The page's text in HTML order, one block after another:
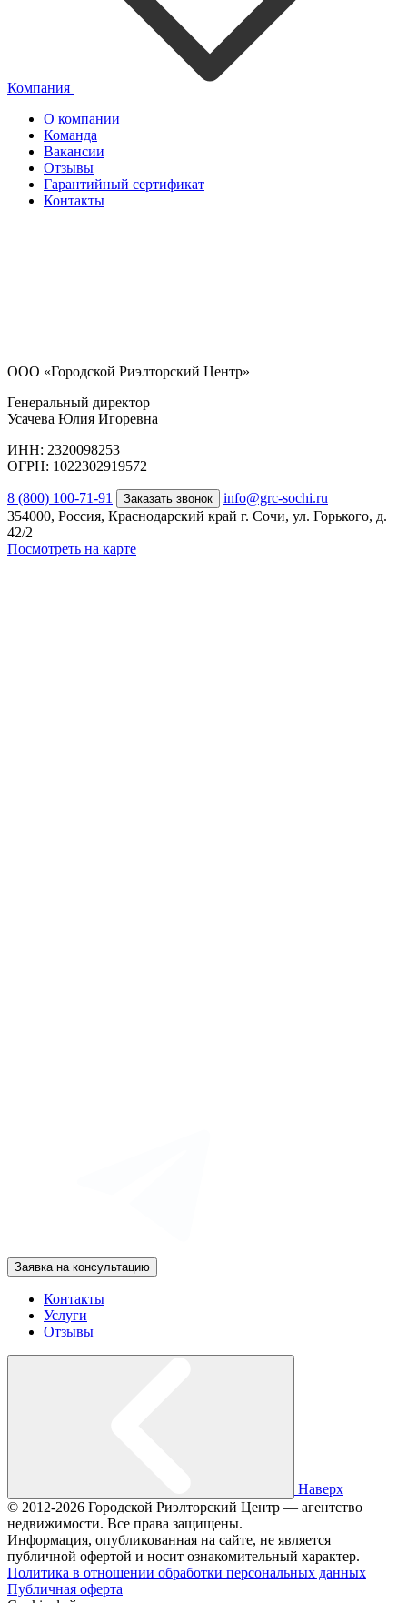
Компания
О компании
Команда
Вакансии
Отзывы
Гарантийный сертификат
Контакты
ООО «Городской Риэлторский Центр»
Генеральный директор
Усачева Юлия Игоревна
ИНН: 2320098253
ОГРН: 1022302919572
8 (800) 100-71-91 Заказать звонок
info@grc-sochi.ru
354000, Россия, Краснодарский край г. Сочи, ул. Горького, д.
42/2
Посмотреть на карте
Заявка на консультацию
Контакты
Услуги
Отзывы
Наверх
© 2012-2026 Городской Риэлторский Центр — агентство
недвижимости. Все права защищены.
Информация, опубликованная на сайте, не является
публичной офертой и носит ознакомительный характер.
Политика в отношении обработки персональных данных
Публичная оферта